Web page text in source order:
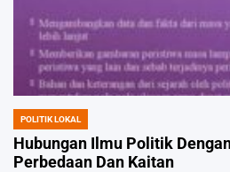
POSTED
IN
POLITIK LOKAL
Hubungan Ilmu Politik
Perbedaan Dan Kaitan